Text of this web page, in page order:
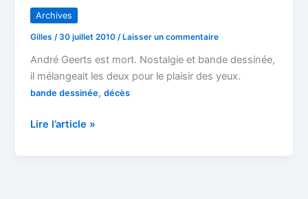
Archives
Gilles /30 juillet 2010 /Laisser un commentaire
André Geerts est mort. Nostalgie et bande dessinée,
il mélangeait les deux pour le plaisir des yeux.
bande dessinée,décès
Un
Lire l’article »